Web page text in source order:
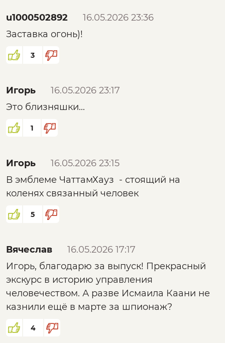
u1000502892
16.05.2026 23:36
Заставка огонь)!
3
Игорь
16.05.2026 23:17
Это близняшки...
1
Игорь
16.05.2026 23:15
В эмблеме ЧаттамХауз - стоящий на
коленях связанный человек
5
Вячеслав
16.05.2026 17:17
Игорь, благодарю за выпуск! Прекрасный
экскурс в историю управления
человечеством. А разве Исмаила Каани не
казнили ещё в марте за шпионаж?
4